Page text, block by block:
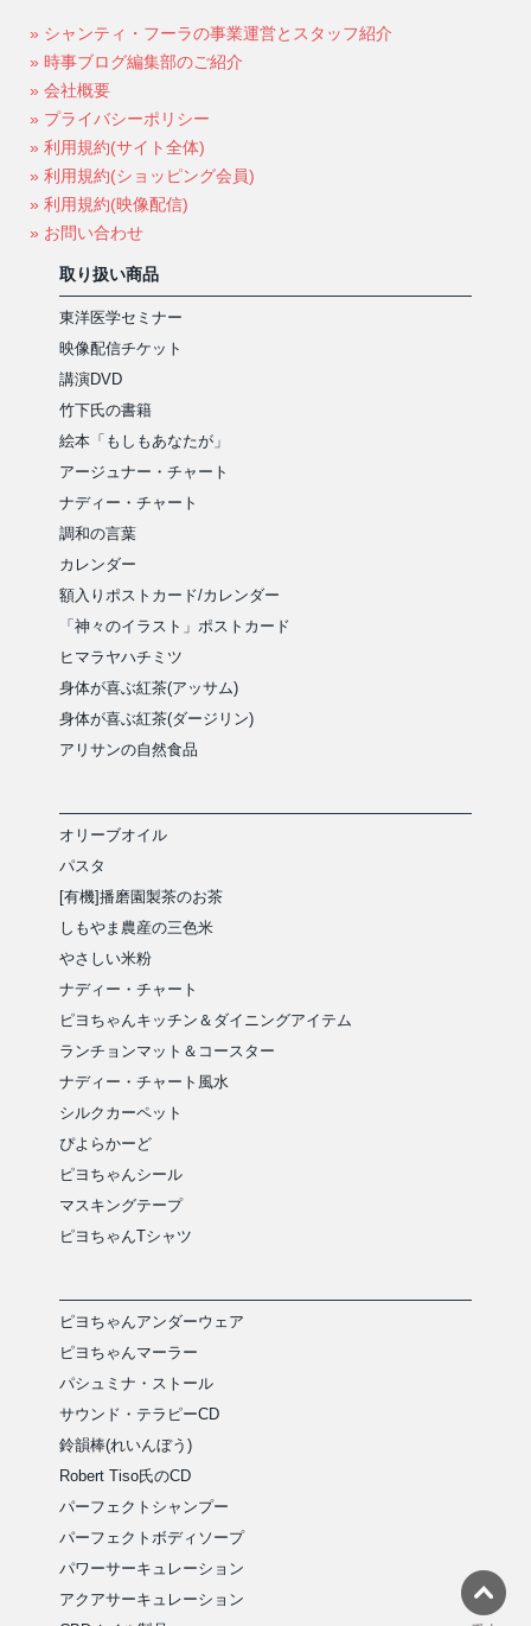
» シャンティ・フーラの事業運営とスタッフ紹介
» 時事ブログ編集部のご紹介
» 会社概要
» プライバシーポリシー
» 利用規約(サイト全体)
» 利用規約(ショッピング会員)
» 利用規約(映像配信)
» お問い合わせ
取り扱い商品
東洋医学セミナー
映像配信チケット
講演DVD
竹下氏の書籍
絵本「もしもあなたが」
アージュナー・チャート
ナディー・チャート
調和の言葉
カレンダー
額入りポストカード/カレンダー
「神々のイラスト」ポストカード
ヒマラヤハチミツ
身体が喜ぶ紅茶(アッサム)
身体が喜ぶ紅茶(ダージリン)
アリサンの自然食品
オリーブオイル
パスタ
[有機]播磨園製茶のお茶
しもやま農産の三色米
やさしい米粉
ナディー・チャート
ピヨちゃんキッチン＆ダイニングアイテム
ランチョンマット＆コースター
ナディー・チャート風水
シルクカーペット
ぴよらかーど
ピヨちゃんシール
マスキングテープ
ピヨちゃんTシャツ
ピヨちゃんアンダーウェア
ピヨちゃんマーラー
パシュミナ・ストール
サウンド・テラピーCD
鈴韻棒(れいんぼう)
Robert Tiso氏のCD
パーフェクトシャンプー
パーフェクトボディソープ
パワーサーキュレーション
アクアサーキュレーション